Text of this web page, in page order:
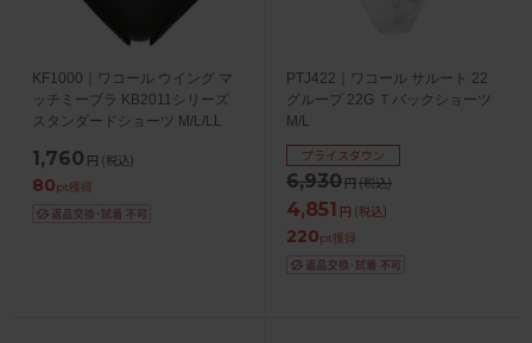
KF1000｜ワコール ウイング マ
ッチミーブラ KB2011シリーズ
スタンダードショーツ M/L/LL
1,760 円 (税込)
80pt獲得
PTJ422｜ワコール サルート 22
グループ 22G Ｔバックショーツ
M/L
6,930円(税込)
プライスダウン
4,851 円 (税込)
220pt獲得